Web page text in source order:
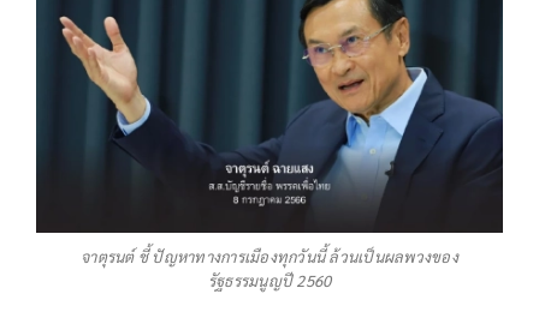
จาตุรนต์ ชี้ ปัญหาทางการเมืองทุกวันนี้ ล้วนเป็นผลพวงของ
รัฐธรรมนูญปี 2560